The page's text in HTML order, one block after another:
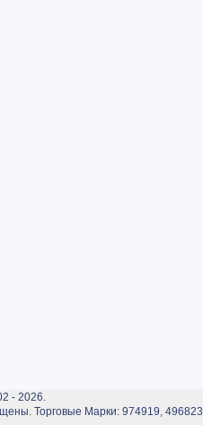
- 2026.
Торговые Марки: 974919, 496823